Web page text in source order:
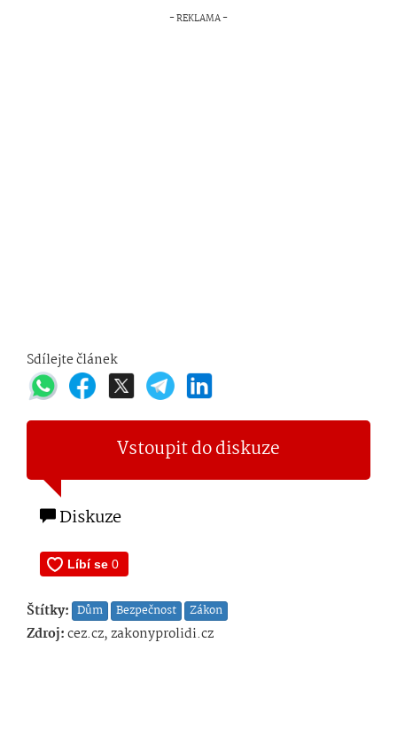
Sdílejte článek
Vstoupit do diskuze
Diskuze
Štítky: Dům Bezpečnost Zákon
Zdroj:cez.cz, zakonyprolidi.cz